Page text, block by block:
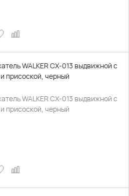
WALKER CX-013 выдвижной с
присоской, черный
WALKER CX-013 выдвижной с
присоской, черный